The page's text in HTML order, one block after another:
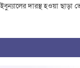
দারস্থ হওয়া